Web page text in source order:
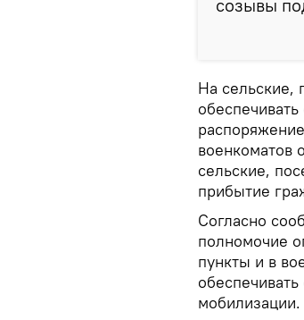
созывы
На сельские,
военкоматов
сельские,
прибытие
Согласно
полномочие
пункты и в
мобилизации.